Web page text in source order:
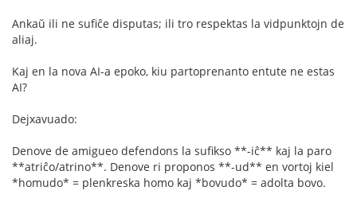
Ankaŭ ili ne sufiĉe disputas; ili tro respektas la vidpunktojn de
aliaj.
Kaj en la nova AI-a epoko, kiu partoprenanto entute ne estas
AI?
Dejxavuado:
Denove de amigueo defendons la sufikso **-iĉ** kaj la paro
**atriĉo/atrino**. Denove ri proponos **-ud** en vortoj kiel
*homudo* = plenkreska homo kaj *bovudo* = adolta bovo.